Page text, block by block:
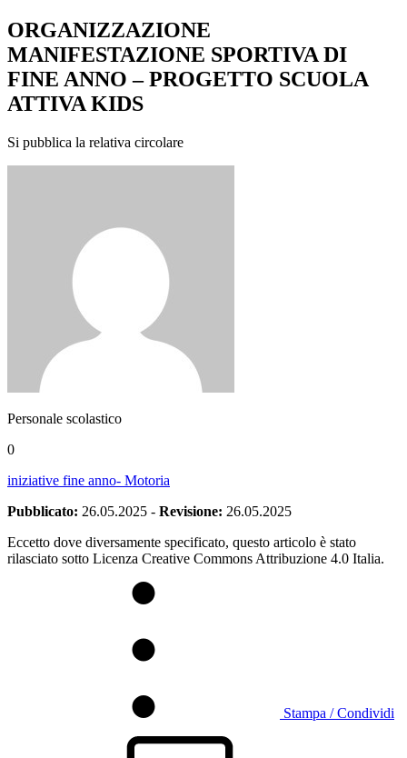
ORGANIZZAZIONE
MANIFESTAZIONE SPORTIVA DI
FINE ANNO – PROGETTO SCUOLA
ATTIVA KIDS
Si pubblica la relativa circolare
Personale scolastico
0
iniziative fine anno- Motoria
Pubblicato: 26.05.2025 - Revisione: 26.05.2025
Eccetto dove diversamente specificato, questo articolo è stato
rilasciato sotto Licenza Creative Commons Attribuzione 4.0 Italia.
Stampa / Condividi